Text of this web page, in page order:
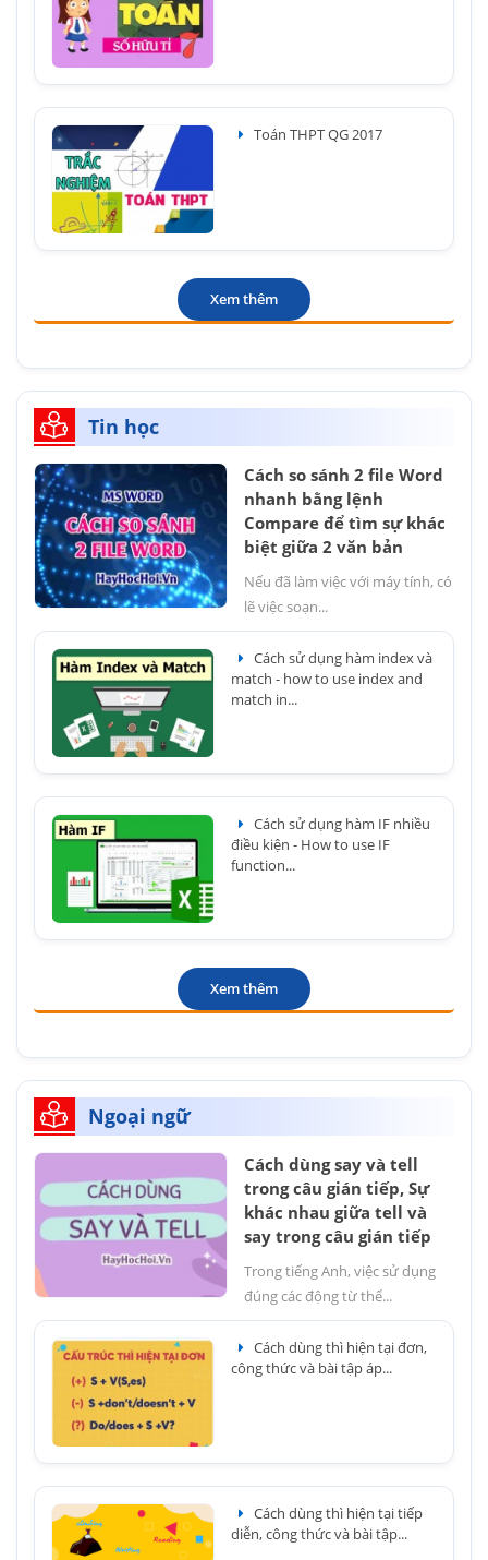
Toán THPT QG 2017
Xem thêm
Tin học
Cách so sánh 2 file Word
nhanh bằng lệnh
Compare để tìm sự khác
biệt giữa 2 văn bản
Nếu đã làm việc với máy tính, có
lẽ việc soạn...
Cách sử dụng hàm index và
match - how to use index and
match in...
Cách sử dụng hàm IF nhiều
điều kiện - How to use IF
function...
Xem thêm
Ngoại ngữ
Cách dùng say và tell
trong câu gián tiếp, Sự
khác nhau giữa tell và
say trong câu gián tiếp
Trong tiếng Anh, việc sử dụng
đúng các động từ thể...
Cách dùng thì hiện tại đơn,
công thức và bài tập áp...
Cách dùng thì hiện tại tiếp
diễn, công thức và bài tập...